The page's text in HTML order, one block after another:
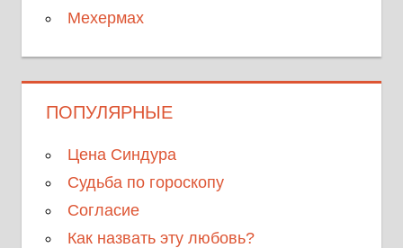
Мехермах
ПОПУЛЯРНЫЕ
Цена Синдура
Судьба по гороскопу
Согласие
Как назвать эту любовь?